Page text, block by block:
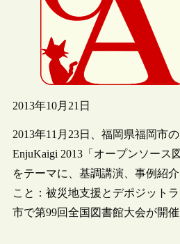
2013年10月21日
2013年11月23日、福岡県福岡市
EnjuKaigi 2013「オープンソース
をテーマに、基調講演、事例紹
こと：被災地支援とデポジット
市で第99回全国図書館大会が開催